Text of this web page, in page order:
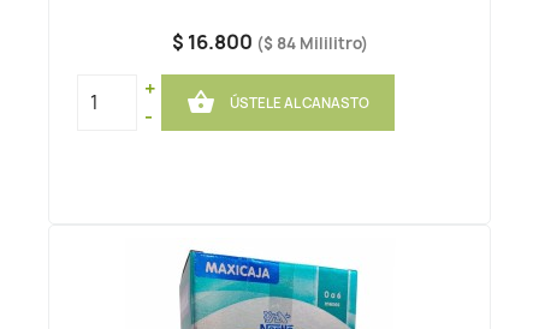
$ 16.800 ($ 84 Mililitro)
+
-
 ÚSTELE AL CANASTO